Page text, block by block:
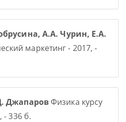
А.А. Чурин, Е.А.
маркетинг - 2017, -
ДжапаровФизика курсу
- 336 б.